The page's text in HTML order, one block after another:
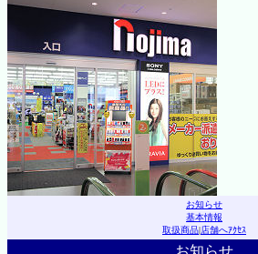
お知らせ
基本情報
取扱商品|店舗へｱｸｾｽ
お知らせ